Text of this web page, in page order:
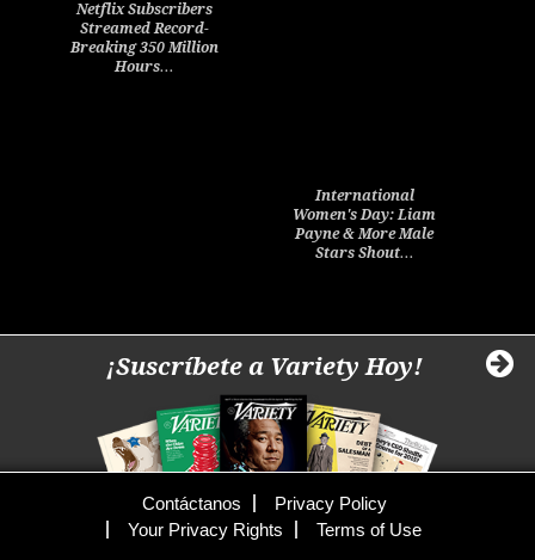
Netflix Subscribers
Streamed Record-
Breaking 350 Million
Hours…
International
Women's Day: Liam
Payne & More Male
Stars Shout…
¡Suscríbete a Variety Hoy!
Contáctanos
Privacy Policy
Your Privacy Rights
Terms of Use